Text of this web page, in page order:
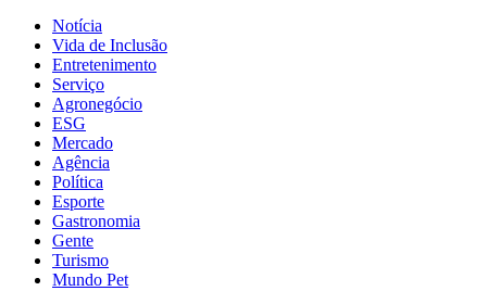
Notícia
Vida de Inclusão
Entretenimento
Serviço
Agronegócio
ESG
Mercado
Agência
Política
Esporte
Gastronomia
Gente
Turismo
Mundo Pet